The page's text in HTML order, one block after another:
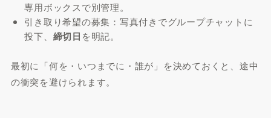
専用ボックスで別管理。
引き取り希望の募集：写真付きでグループチャットに
投下、 締切日 を明記。
最初に「何を・いつまでに・誰が」を決めておくと、途中
の衝突を避けられます。